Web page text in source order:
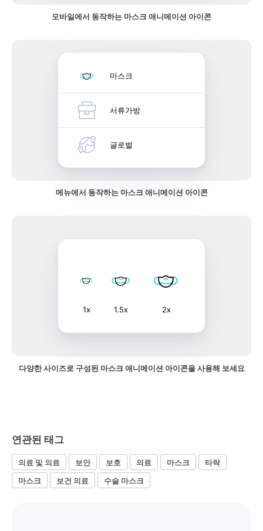
모바일에서 동작하는 마스크 애니메이션 아이콘
마스크
서류가방
글로벌
메뉴에서 동작하는 마스크 애니메이션 아이콘
1x 1.5x 2x
다양한 사이즈로 구성된 마스크 애니메이션 아이콘을 사용해 보세요
연관된 태그
의료 및 의료 보안 보호 의료 마스크
타락
마스크
보건 의료 수술 마스크